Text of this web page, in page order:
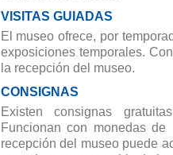
VISITAS GUIADAS
El museo ofrece, por
exposiciones temporales.
la recepción del museo.
CONSIGNAS
Existen consignas
Funcionan con monedas
recepción del museo puede